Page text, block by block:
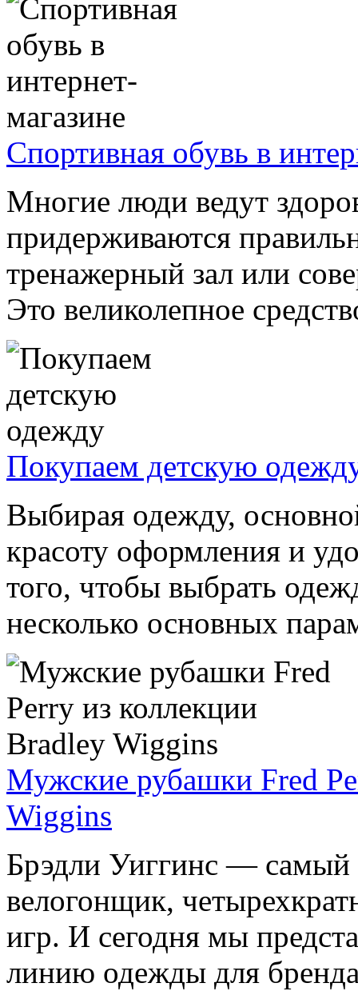
Спортивная обувь в
Многие люди ведут
придерживаются
тренажерный зал или
Это великолепное
Покупаем детскую
Выбирая одежду,
красоту оформления и
того, чтобы выбрать
несколько основных
Мужские рубашки Fred
Wiggins
Брэдли Уиггинс — самый
велогонщик,
игр. И сегодня мы
линию одежды для